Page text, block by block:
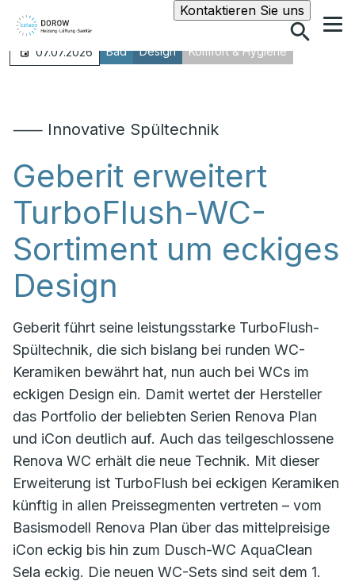
Kontaktieren Sie unsSuche
07.07.2026 Bad Design Komfort & Hygiene
⸺ Innovative Spültechnik
Geberit erweitert
TurboFlush-WC-
Sortiment um eckiges
Design
Geberit führt seine leistungsstarke TurboFlush-
Spültechnik, die sich bislang bei runden WC-
Keramiken bewährt hat, nun auch bei WCs im
eckigen Design ein. Damit wertet der Hersteller
das Portfolio der beliebten Serien Renova Plan
und iCon deutlich auf. Auch das teilgeschlossene
Renova WC erhält die neue Technik. Mit dieser
Erweiterung ist TurboFlush bei eckigen Keramiken
künftig in allen Preissegmenten vertreten – vom
Basismodell Renova Plan über das mittelpreisige
iCon eckig bis hin zum Dusch-WC AquaClean
Sela eckig. Die neuen WC-Sets sind seit dem 1.